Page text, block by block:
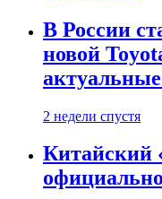
В России
новой
2 недели спустя
Китайский